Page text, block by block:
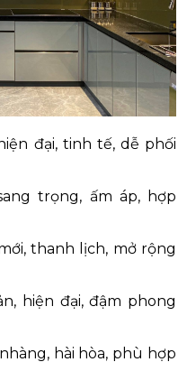
hiện đại, tinh tế, dễ phối
trọng, ấm áp, hợp
thanh lịch, mở rộng
hiện đại, đậm phong
hài hòa, phù hợp